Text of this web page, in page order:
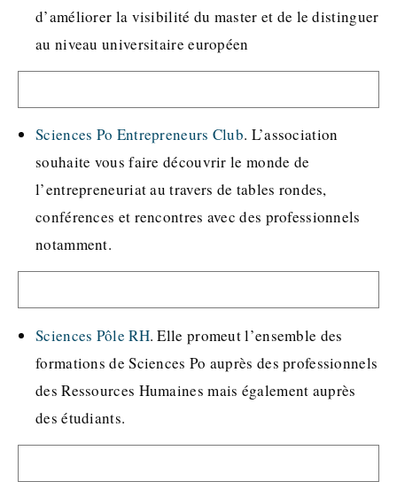
d’améliorer la visibilité du master et de le distinguer
au niveau universitaire européen
Sciences Po Entrepreneurs Club. L’association
souhaite vous faire découvrir le monde de
l’entrepreneuriat au travers de tables rondes,
conférences et rencontres avec des professionnels
notamment.
Sciences Pôle RH. Elle promeut l’ensemble des
formations de Sciences Po auprès des professionnels
des Ressources Humaines mais également auprès
des étudiants.